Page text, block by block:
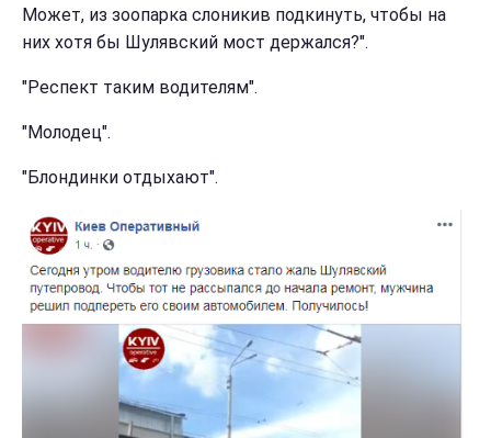
Может, из зоопарка слоникив подкинуть, чтобы на
них хотя бы Шулявский мост держался?".
"Респект таким водителям".
"Молодец".
"Блондинки отдыхают".